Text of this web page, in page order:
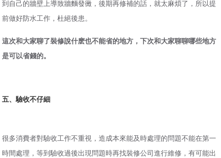
到自己的牆壁上導致牆麵發黴，後期再修補的話，就太麻煩了，所以提
前做好防水工作，杜絕後患。
這次和大家聊了裝修說什麽也不能省的地方，下次和大家聊聊哪些地方
是可以省錢的。
五、驗收不仔細
很多消費者對驗收工作不重視，造成本來能及時處理的問題不能在第一
時間處理，等到驗收過後出現問題時再找裝修公司進行維修，有可能出